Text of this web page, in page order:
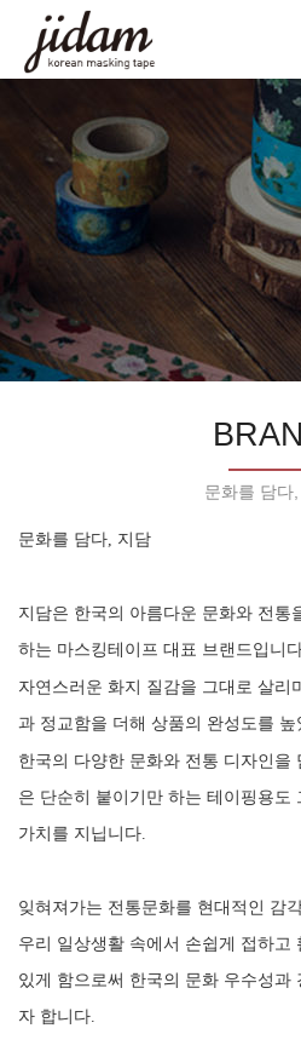
문화를 담다
문화를 담다, 지담
지담은 한국의 아름다운 문화와 전통
하는 마스킹테이프 대표 브랜드입니
자연스러운 화지 질감을 그대로 살리
과 정교함을 더해 상품의 완성도를 높
한국의 다양한 문화와 전통 디자인을
은 단순히 붙이기만 하는 테이핑용도
가치를 지닙니다.
잊혀져가는 전통문화를 현대적인 감
우리 일상생활 속에서 손쉽게 접하고
있게 함으로써 한국의 문화 우수성과
자 합니다.